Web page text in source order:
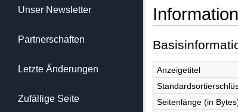
Anzeigetitel
Seitenlänge (in
Unser Newsletter
Partnerschaften
Letzte Änderungen
Zufällige Seite